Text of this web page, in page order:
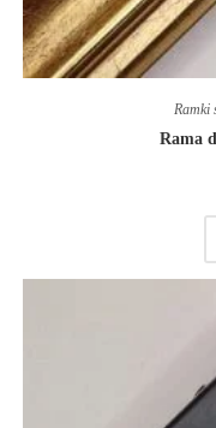
Ramki
Rama